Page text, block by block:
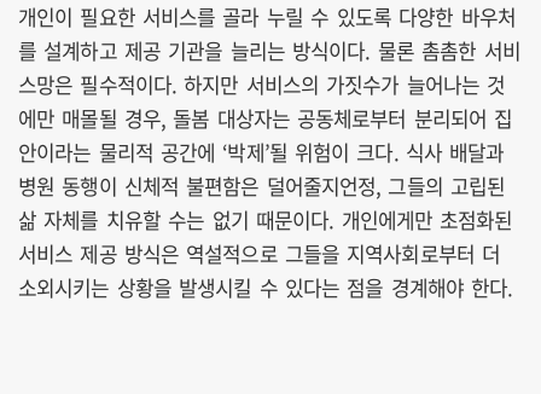
개인이 필요한 서비스를 골라 누릴 수 있도록 다양한 바우처
를 설계하고 제공 기관을 늘리는 방식이다. 물론 촘촘한 서비
스망은 필수적이다. 하지만 서비스의 가짓수가 늘어나는 것
에만 매몰될 경우, 돌봄 대상자는 공동체로부터 분리되어 집
안이라는 물리적 공간에 ‘박제’될 위험이 크다. 식사 배달과
병원 동행이 신체적 불편함은 덜어줄지언정, 그들의 고립된
삶 자체를 치유할 수는 없기 때문이다. 개인에게만 초점화된
서비스 제공 방식은 역설적으로 그들을 지역사회로부터 더
소외시키는 상황을 발생시킬 수 있다는 점을 경계해야 한다.